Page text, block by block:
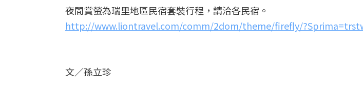
夜間賞螢為瑞里地區民宿套裝行程，請洽各民宿。
http://www.liontravel.com/comm/2dom/theme/firefly/
文／孫立珍